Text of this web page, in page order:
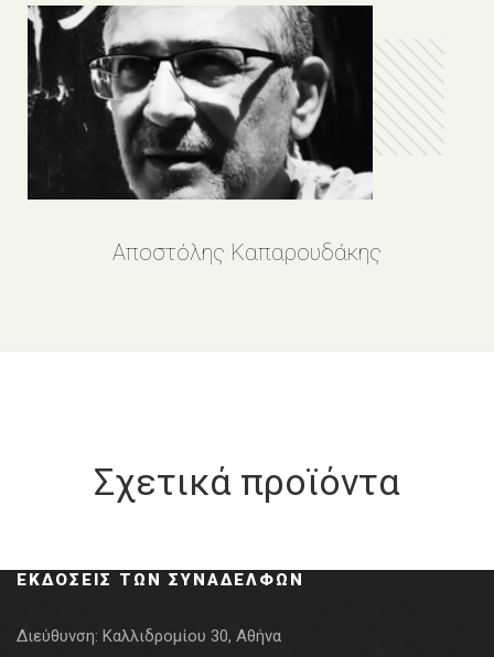
Αποστόλης Καπαρουδάκης
Σχετικά προϊόντα
ΕΚΔΌΣΕΙΣ ΤΩΝ ΣΥΝΑΔΈΛΦΩΝ
Διεύθυνση: Καλλιδρομίου 30, Αθήνα